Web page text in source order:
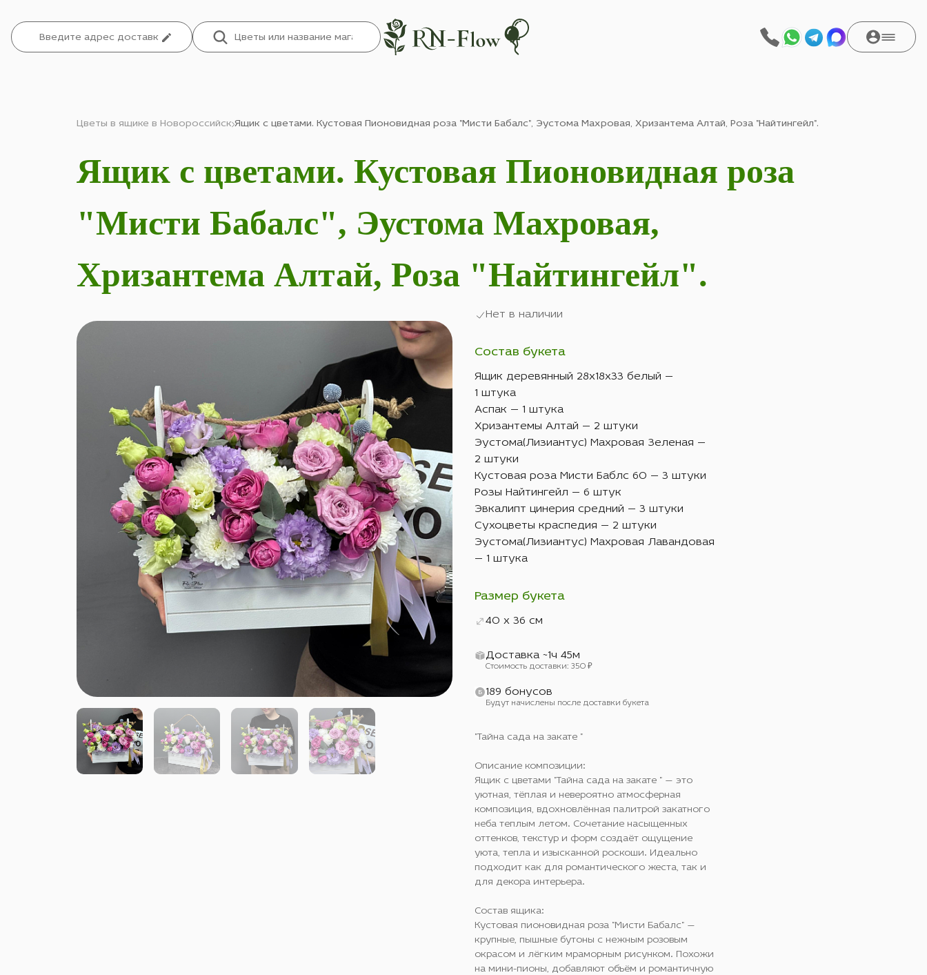
Цветы в ящике в Новороссийск Ящик с цветами. Кустовая Пионовидная роза "Мисти Бабалс", Эустома Махровая, Хризантема Алтай, Роза "Найтингейл".
Ящик с цветами. Кустовая Пионовидная роза
"Мисти Бабалс", Эустома Махровая,
Хризантема Алтай, Роза "Найтингейл".
Нет в наличии
Состав букета
Ящик деревянный 28х18х33 белый —
1 штука
Аспак — 1 штука
Хризантемы Алтай — 2 штуки
Эустома(Лизиантус) Махровая Зеленая —
2 штуки
Кустовая роза Мисти Баблс 60 — 3 штуки
Розы Найтингейл — 6 штук
Эвкалипт цинерия средний — 3 штуки
Сухоцветы краспедия — 2 штуки
Эустома(Лизиантус) Махровая Лавандовая
— 1 штука
Размер букета
40 x 36 см
Доставка ~1ч 45м
Стоимость доставки: 350 ₽
189 бонусов
Будут начислены после доставки букета
"Тайна сада на закате "
Описание композиции:
Ящик с цветами "Тайна сада на закате " — это
уютная, тёплая и невероятно атмосферная
композиция, вдохновлённая палитрой закатного
неба теплым летом. Сочетание насыщенных
оттенков, текстур и форм создаёт ощущение
уюта, тепла и изысканной роскоши. Идеально
подходит как для романтического жеста, так и
для декора интерьера.
Состав ящика:
Кустовая пионовидная роза "Мисти Бабалс" —
крупные, пышные бутоны с нежным розовым
окрасом и лёгким мраморным рисунком. Похожи
на мини-пионы, добавляют объём и романтичную